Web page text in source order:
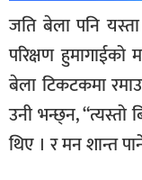
जति बेला पनि
परिक्षण हुमागाईको
बेला टिकटकमा
उनी भन्छ्न, “त्यस्तो
थिए । र मन शान्त